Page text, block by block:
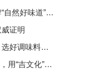
新西兰牛羊肉国家原产地品牌“自然好味道” 在华焕新启航
证明
丁点儿食品：烹饪正宗川菜，选好调味料是关键！强烈推荐几款高品质特色川调
王老吉WALOVI闪耀海外市场，用“吉文化”对话世界